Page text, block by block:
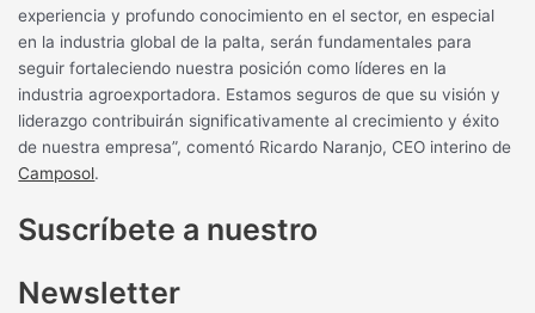
experiencia y profundo conocimiento en el sector, en especial
en la industria global de la palta, serán fundamentales para
seguir fortaleciendo nuestra posición como líderes en la
industria agroexportadora. Estamos seguros de que su visión y
liderazgo contribuirán significativamente al crecimiento y éxito
de nuestra empresa”, comentó Ricardo Naranjo, CEO interino de
Camposol.
Suscríbete a nuestro
Newsletter